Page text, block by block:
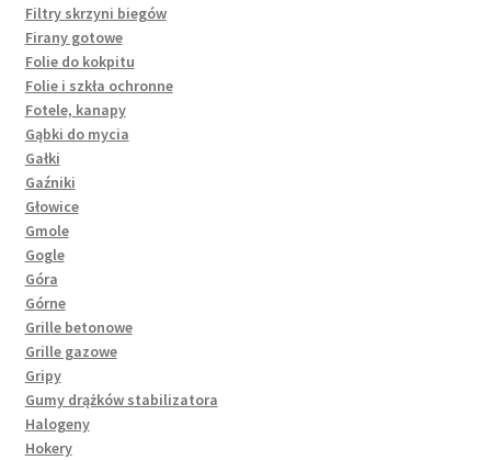
Filtry skrzyni biegów
Firany gotowe
Folie do kokpitu
Folie i szkła ochronne
Fotele, kanapy
Gąbki do mycia
Gałki
Gaźniki
Głowice
Gmole
Gogle
Góra
Górne
Grille betonowe
Grille gazowe
Gripy
Gumy drążków stabilizatora
Halogeny
Hokery